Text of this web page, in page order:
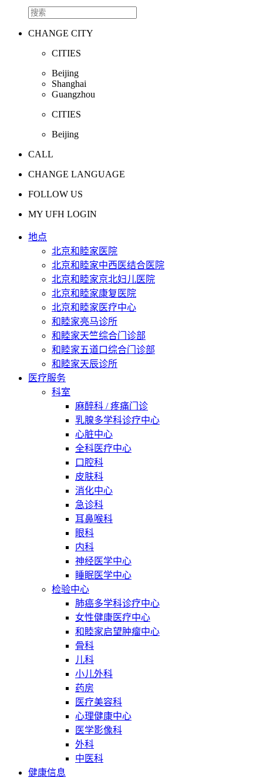
CHANGE CITY
CITIES
Beijing
Shanghai
Guangzhou
CITIES
Beijing
CALL
CHANGE LANGUAGE
FOLLOW US
MY UFH LOGIN
地点
北京和睦家医院
北京和睦家中西医结合医院
北京和睦家京北妇儿医院
北京和睦家康复医院
北京和睦家医疗中心
和睦家亮马诊所
和睦家天竺综合门诊部
和睦家五道口综合门诊部
和睦家天辰诊所
医疗服务
科室
麻醉科 / 疼痛门诊
乳腺多学科诊疗中心
心脏中心
全科医疗中心
口腔科
皮肤科
消化中心
急诊科
耳鼻喉科
眼科
内科
神经医学中心
睡眠医学中心
检验中心
肺癌多学科诊疗中心
女性健康医疗中心
和睦家启望肿瘤中心
骨科
儿科
小儿外科
药房
医疗美容科
心理健康中心
医学影像科
外科
中医科
健康信息